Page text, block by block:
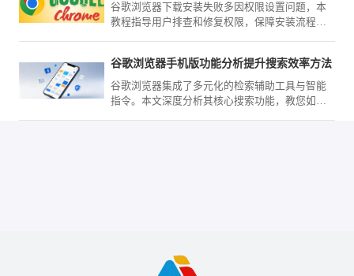
谷歌浏览器下载安装失败多因权限设置问题，本
教程指导用户排查和修复权限，保障安装流程顺
谷歌浏览器手机版功能分析提升搜索效率方法
谷歌浏览器集成了多元化的检索辅助工具与智能
指令。本文深度分析其核心搜索功能，教您如何